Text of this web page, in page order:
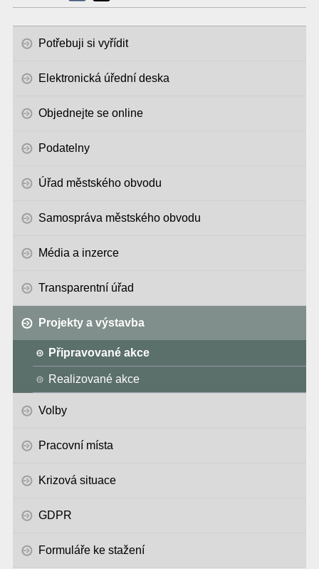
Potřebuji si vyřídit
Elektronická úřední deska
Objednejte se online
Podatelny
Úřad městského obvodu
Samospráva městského obvodu
Média a inzerce
Transparentní úřad
Projekty a výstavba
Připravované akce
Realizované akce
Volby
Pracovní místa
Krizová situace
GDPR
Formuláře ke stažení